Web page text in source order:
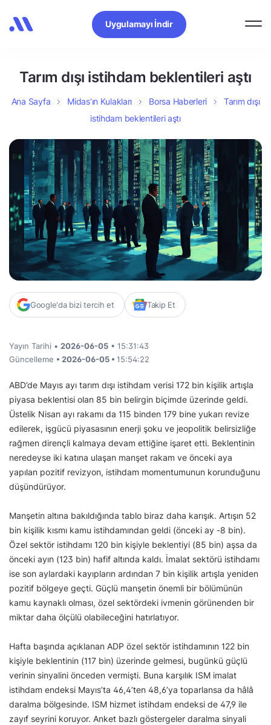
Uygulamayı İndir
Tarım dışı istihdam beklentileri aştı
Ana Sayfa Midas’ın Kulakları Borsa Haberleri
Tarım dışı
istihdam beklentileri aştı
Google'da bizi tercih et Takip Et
Yayın Tarihi • 2026-06-05 • 15:31:43
Güncelleme • 2026-06-05 • 15:54:22
ABD’de Mayıs ayı tarım dışı istihdam verisi 172 bin kişilik artışla
piyasa beklentisi olan 85 bin belirgin biçimde üzerinde geldi.
Üstelik Nisan ayı rakamı da 115 binden 179 bine yukarı revize
edilerek, işgücü piyasasının enerji şoku ve jeopolitik belirsizliğe
rağmen dirençli kalmaya devam ettiğine işaret etti. Beklentinin
neredeyse iki katına ulaşan manşet rakam ve önceki aya
yapılan pozitif revizyon, istihdam momentumunun korunduğunu
düşündürüyor.
Manşetin altına bakıldığında tablo biraz daha karışık. Artışın 52
bin kişilik kısmı kamu istihdamından geldi (önceki ay -8 bin).
Özel sektör istihdamı 120 bin kişiyle beklentiyi (85 bin) aşsa da
önceki ayın (123 bin) hafif altında kaldı. İmalat sektörü istihdamı
ise son aylardaki kayıpların ardından 7 bin kişilik artışla yeniden
pozitif bölgeye geçti. Güçlü manşetin önemli bir bölümünün
kamu kaynaklı olması, özel sektördeki ivmenin görünenden bir
miktar daha ölçülü olabileceğini hatırlatıyor.
Hafta başında açıklanan ADP özel sektör istihdamının 122 bin
kişiyle beklentinin (117 bin) üzerinde gelmesi, bugünkü güçlü
verinin sinyalini önceden vermişti. Buna karşılık ISM imalat
istihdam endeksi Mayıs’ta 46,4’ten 48,6’ya toparlansa da hâlâ
daralma bölgesinde. ISM hizmet istihdam endeksi de 47,9 ile
zayıf seyrini koruyor. Anket bazlı göstergeler daralma sinyali